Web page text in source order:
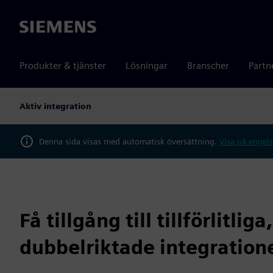
Siemens
Produkter & tjänster Lösningar Branscher
Aktiv integration
Denna sida visas med automatisk översättning. Visa på
Få tillgång till
dubbelriktade